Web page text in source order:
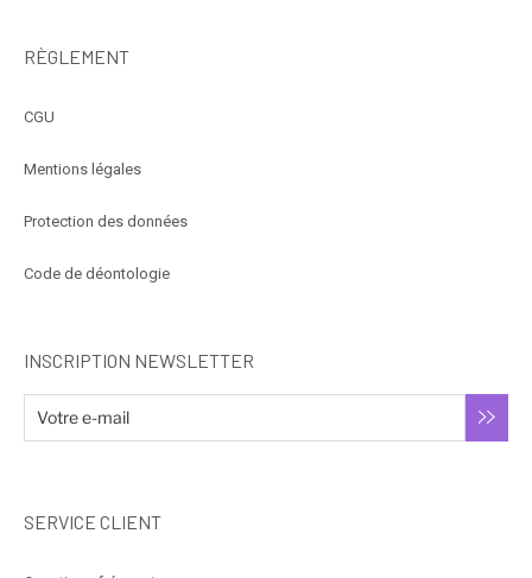
RÈGLEMENT
CGU
Mentions légales
Protection des données
Code de déontologie
INSCRIPTION NEWSLETTER
SERVICE CLIENT